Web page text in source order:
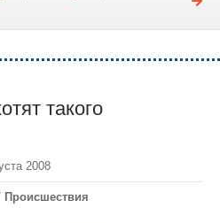
такого
2008
Происшествия